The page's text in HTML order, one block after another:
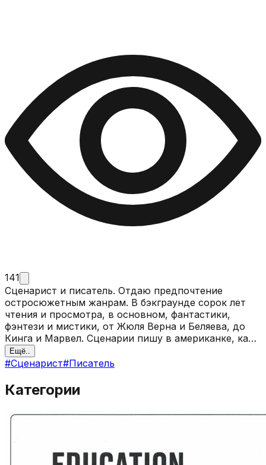
141
Сценарист и писатель. Отдаю предпочтение
остросюжетным жанрам. В бэкграунде сорок лет
чтения и просмотра, в основном, фантастики,
фэнтези и мистики, от Жюля Верна и Беляева, до
Кинга и Марвел. Сценарии пишу в американке, как
индивидуально, так и в сценарной комнате (в т.ч.
удалённо). При написании сценария, помимо
историческое образование, опыт тридцати лет
занятия предпринимательством и навыки
курсов.
Ещё..
#Сценарист#Писатель
Категории